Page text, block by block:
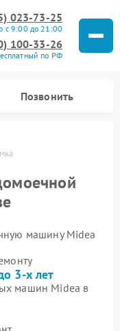
023-73-25
с 9:00 до 21:00
100-33-26
по РФ
Позвонить
машину Midea
3-х лет
машин Midea в